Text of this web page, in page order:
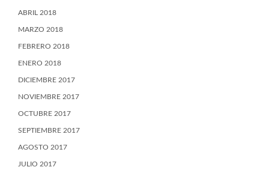
ABRIL 2018
MARZO 2018
FEBRERO 2018
ENERO 2018
DICIEMBRE 2017
NOVIEMBRE 2017
OCTUBRE 2017
SEPTIEMBRE 2017
AGOSTO 2017
JULIO 2017